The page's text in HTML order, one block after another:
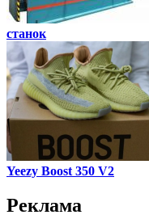
станок
Yeezy Boost 350 V2
Реклама